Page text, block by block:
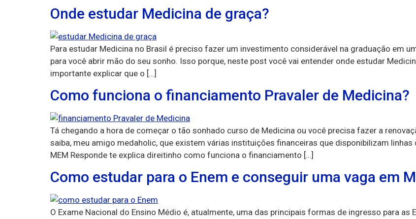
Onde estudar Medicina de graça?
Para estudar Medicina no Brasil é preciso fazer um investimento considerável na graduação em
para você abrir mão do seu sonho. Isso porque, neste post você vai entender onde estudar
importante explicar que o […]
Como funciona o financiamento Pravaler de Medicina?
Tá chegando a hora de começar o tão sonhado curso de Medicina ou você precisa fazer a
saiba, meu amigo medaholic, que existem várias instituições financeiras que disponibilizam
MEM Responde te explica direitinho como funciona o financiamento […]
Como estudar para o Enem e conseguir uma vaga em
O Exame Nacional do Ensino Médio é, atualmente, uma das principais formas de ingresso para